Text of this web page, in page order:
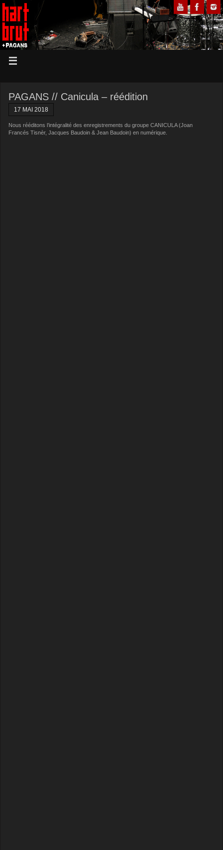
PAGANS // Canicula – réédition
17 MAI 2018
Nous rééditons l’intégralité des enregistrements du groupe CANICULA (Joan
Francés Tisnèr, Jacques Baudoin & Jean Baudoin) en numérique.